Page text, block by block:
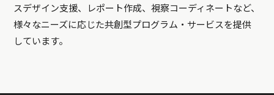
スデザイン支援、レポート作成、視察コーディネートなど、
様々なニーズに応じた共創型プログラム・サービスを提供
しています。